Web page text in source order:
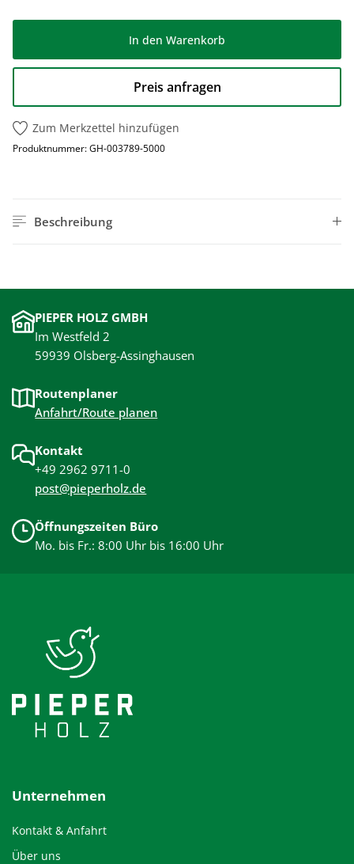
In den Warenkorb
Preis anfragen
Zum Merkzettel hinzufügen
Produktnummer:GH-003789-5000
Beschreibung
PIEPER HOLZ GMBH
Im Westfeld 2
59939 Olsberg-Assinghausen
Routenplaner
Anfahrt/Route planen
Kontakt
+49 2962 9711-0
post@pieperholz.de
Öffnungszeiten Büro
Mo. bis Fr.: 8:00 Uhr bis 16:00 Uhr
Unternehmen
Kontakt & Anfahrt
Über uns